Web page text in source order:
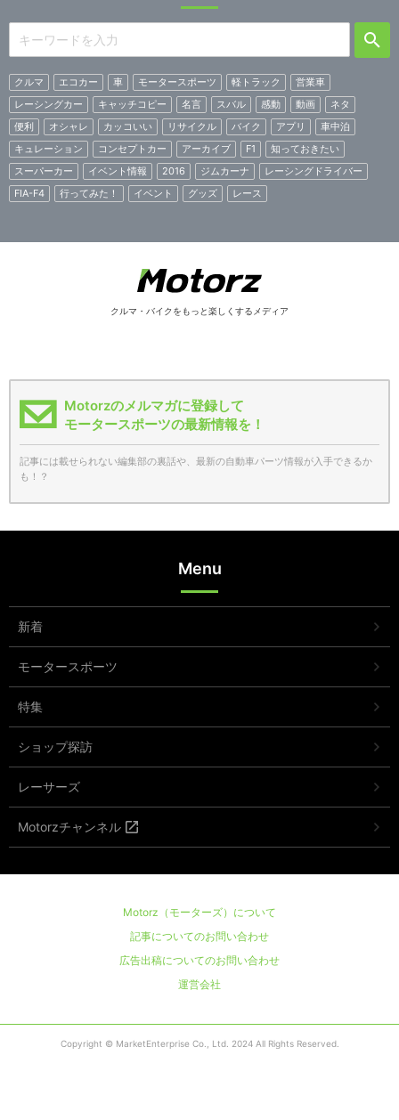
クルマ エコカー 車 モータースポーツ 軽トラック
営業車
レーシングカー
キャッチコピー 名言 スバル 感動 動画
ネタ
便利
オシャレ カッコいい リサイクル バイク アプリ
車中泊
キュレーション
コンセプトカー アーカイブ F1
知っておきたい
スーパーカー
イベント情報 2016 ジムカーナ
レーシングドライバー
FIA-F4
行ってみた！ イベント グッズ レース
クルマ・バイクをもっと楽しくするメディア
Motorzのメルマガに登録して
モータースポーツの最新情報を！
記事には載せられない編集部の裏話や、最新の自動車パーツ情報が入手できるか
も！？
Menu
新着
モータースポーツ
特集
ショップ探訪
レーサーズ
Motorzチャンネル
Motorz（モーターズ）について
記事についてのお問い合わせ
広告出稿についてのお問い合わせ
運営会社
Copyright © MarketEnterprise Co., Ltd. 2024 All Rights Reserved.